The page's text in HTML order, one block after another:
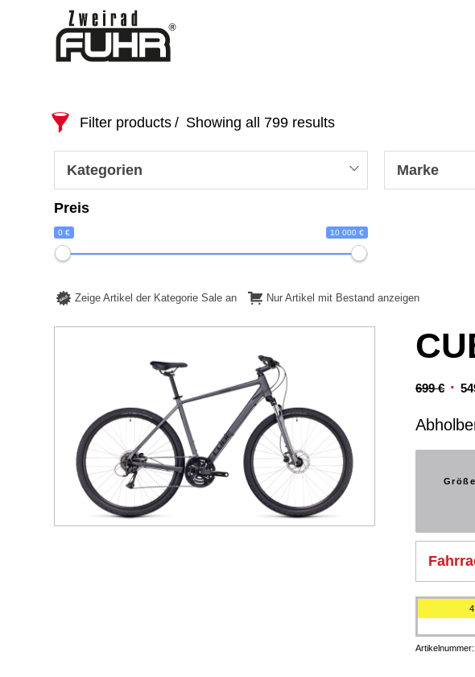
Filter products Showing all 799 results
Kategorien Marke
Preis
0 € 10 000 €
Zeige Artikel der Kategorie Sale an Nur Artikel mit Bestand anzeigen
699€
war:
Größe